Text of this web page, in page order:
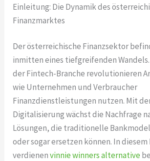
Einleitung: Die Dynamik des
Finanzmarktes
Der österreichische Finanzsektor
inmitten eines tiefgreifenden
der Fintech-Branche revolutionieren
wie Unternehmen und Verbraucher
Finanzdienstleistungen nutzen. Mit
Digitalisierung wächst die Nachfrage
Lösungen, die traditionelle
oder sogar ersetzen können. In
verdienenvinnie winners alternative